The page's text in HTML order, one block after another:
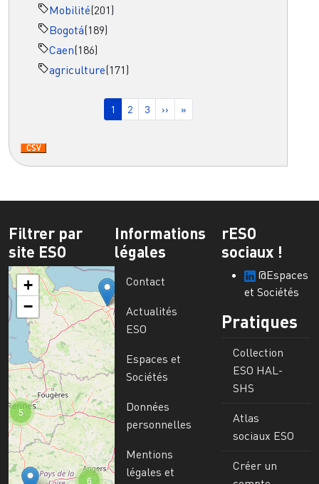
Mobilité(201)
Bogotá(189)
Caen(186)
agriculture(171)
Page courante
1 Page
2 Page
3 Page suivante
›› Dernière page
»
Filtrer par
site ESO
6
5
+
−
Informations
légales
Contact
Actualités
ESO
Espaces et
Sociétés
Données
personnelles
Mentions
légales et
rESO
sociaux !
@Espaces
et Sociétés
Pratiques
Collection
ESO HAL-
SHS
Atlas
sociaux ESO
Créer un